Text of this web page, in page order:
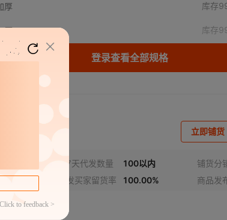
厚 库存
厚 库存
登录查看全部规格
立即铺货
近7天代发数量 100以内 铺货分
代发买家留货率 100.00% 商品发